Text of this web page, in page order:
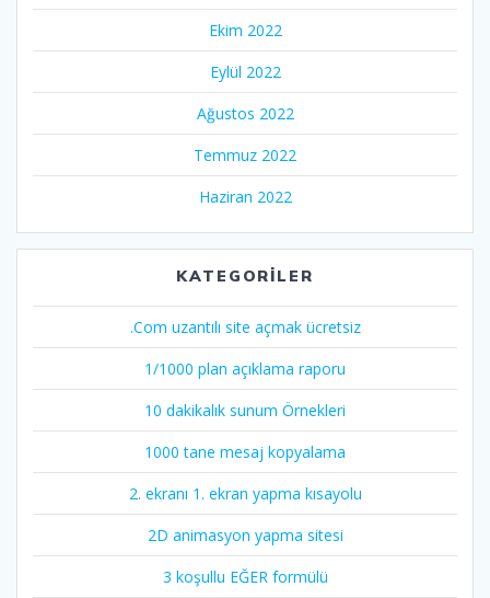
Ekim 2022
Eylül 2022
Ağustos 2022
Temmuz 2022
Haziran 2022
KATEGORILER
.Com uzantılı site açmak ücretsiz
1/1000 plan açıklama raporu
10 dakikalık sunum Örnekleri
1000 tane mesaj kopyalama
2. ekranı 1. ekran yapma kısayolu
2D animasyon yapma sitesi
3 koşullu EĞER formülü